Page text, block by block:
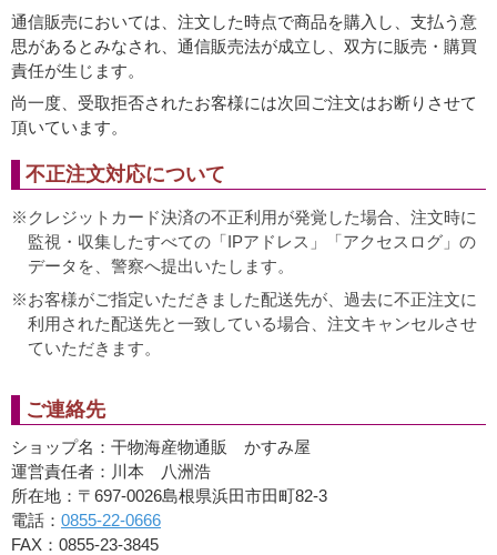
通信販売においては、注文した時点で商品を購入し、支払う意
思があるとみなされ、通信販売法が成立し、双方に販売・購買
責任が生じます。
尚一度、受取拒否されたお客様には次回ご注文はお断りさせて
頂いています。
不正注文対応について
クレジットカード決済の不正利用が発覚した場合、注文時に
監視・収集したすべての「IPアドレス」「アクセスログ」の
データを、警察へ提出いたします。
お客様がご指定いただきました配送先が、過去に不正注文に
利用された配送先と一致している場合、注文キャンセルさせ
ていただきます。
ご連絡先
ショップ名：干物海産物通販 かすみ屋
運営責任者：川本 八洲浩
所在地：〒697-0026島根県浜田市田町82-3
電話： 0855-22-0666
FAX：0855-23-3845